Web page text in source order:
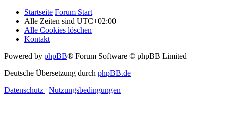
Startseite Forum Start
Alle Zeiten sind UTC+02:00
Alle Cookies löschen
Kontakt
Powered by phpBB® Forum Software © phpBB Limited
Deutsche Übersetzung durch phpBB.de
Datenschutz | Nutzungsbedingungen